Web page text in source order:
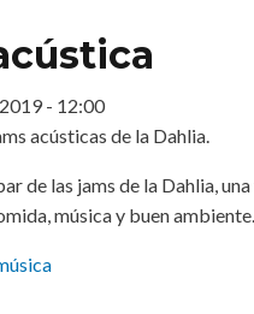
- 12:00
acústicas de la Dahlia.
de las jams de la Dahlia,
música y buen ambiente.